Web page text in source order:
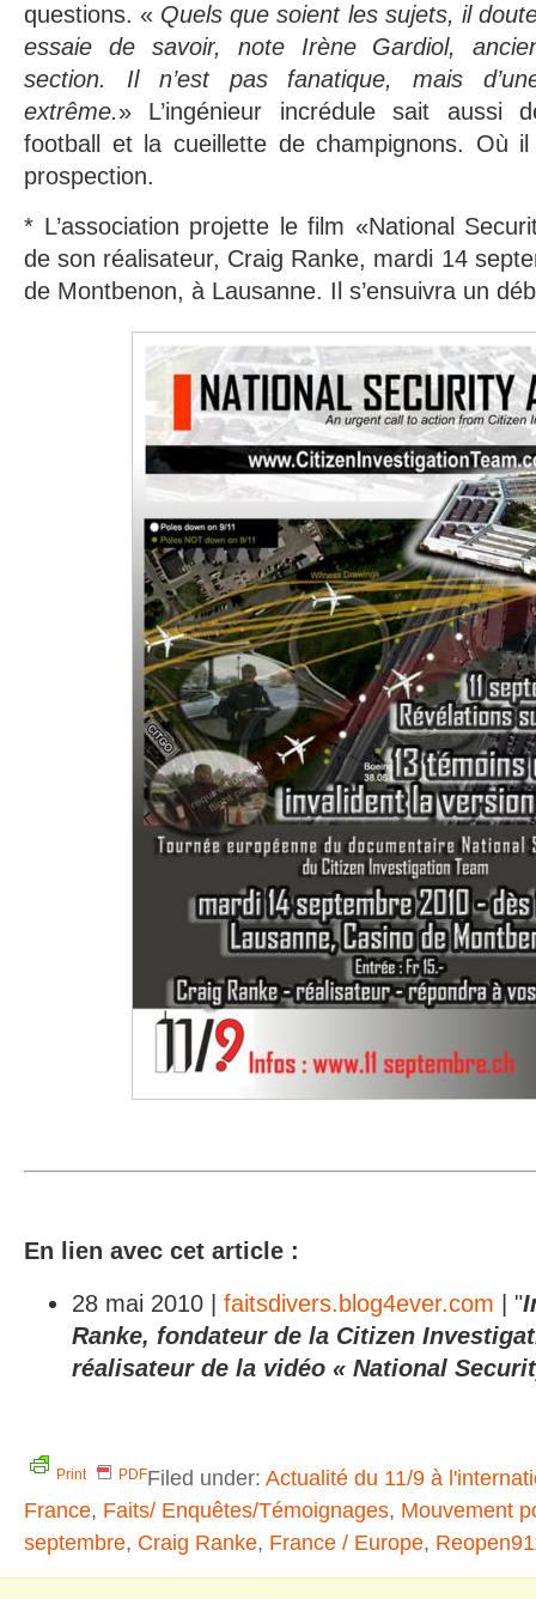
questions. « Quels que soient les sujets, il
essaie de savoir, note Irène Gardiol,
section. Il n’est pas fanatique, mais
extrême.» L’ingénieur incrédule sait aussi
football et la cueillette de champignons. Où
prospection.
* L’association projette le film «National
de son réalisateur, Craig Ranke, mardi 14
de Montbenon, à Lausanne. Il s’ensuivra un
En lien avec cet article :
28 mai 2010 | faitsdivers.blog4ever.com | "
Ranke, fondateur de la Citizen
réalisateur de la vidéo « National
Print PDFFiled under: Actualité du 11/9 à
France, Faits/ Enquêtes/Témoignages, Mouvement
septembre, Craig Ranke, France / Europe,